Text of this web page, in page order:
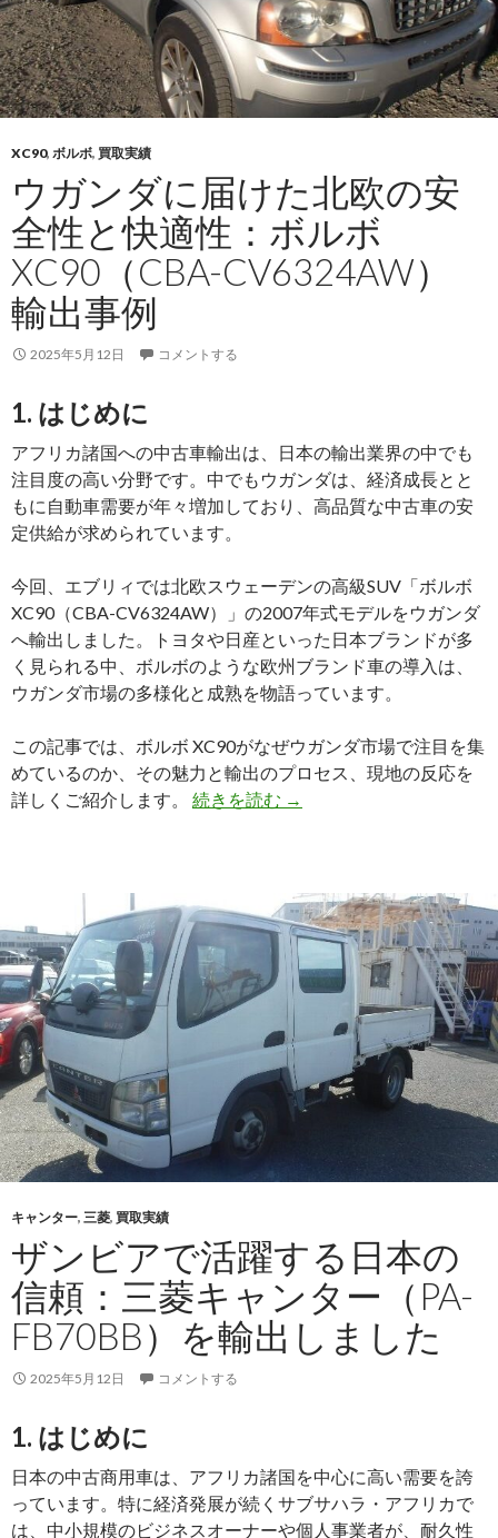
中
型
ト
ラ
日
産
ン
ン
ビ
ア
出
し
ま
し
XC90, ボルボ, 買取実績
ウガンダに届けた北欧の安
全性と快適性：ボルボ
XC90（CBA-CV6324AW）
輸出事例
2025年5月12日 コメントする
1. はじめに
アフリカ諸国への中古車輸出は、日本の輸出業界の中でも
注目度の高い分野です。中でもウガンダは、経済成長とと
もに自動車需要が年々増加しており、高品質な中古車の安
定供給が求められています。
今回、エブリィでは北欧スウェーデンの高級SUV「ボルボ
XC90（CBA-CV6324AW）」の2007年式モデルをウガンダ
へ輸出しました。トヨタや日産といった日本ブランドが多
く見られる中、ボルボのような欧州ブランド車の導入は、
ウガンダ市場の多様化と成熟を物語っています。
この記事では、ボルボ XC90がなぜウガンダ市場で注目を集
めているのか、その魅力と輸出のプロセス、現地の反応を
詳しくご紹介します。 続きを読む
ウ
に
届
け
た
北
欧
の
安
全
性：
ボ
ル
ボ
XC90（CBA-
事
例
→
キャンター, 三菱, 買取実績
ザンビアで活躍する日本の
信頼：三菱キャンター（PA-
FB70BB）を輸出しました
2025年5月12日 コメントする
1. はじめに
日本の中古商用車は、アフリカ諸国を中心に高い需要を誇
っています。特に経済発展が続くサブサハラ・アフリカで
は、中小規模のビジネスオーナーや個人事業者が、耐久性